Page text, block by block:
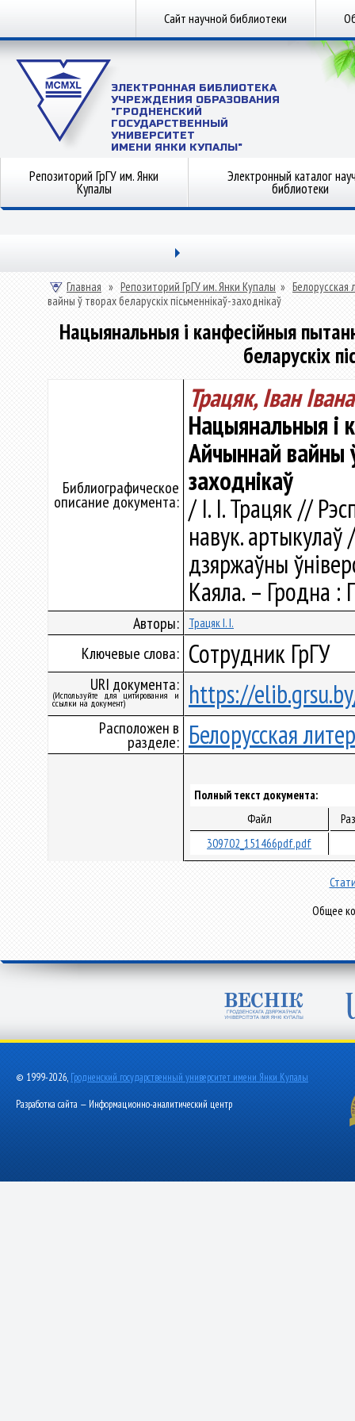
Сайт научной библиотеки
ЭЛЕКТРОННАЯ БИБЛИОТЕКА
УЧРЕЖДЕНИЯ ОБРАЗОВАНИЯ
"ГРОДНЕНСКИЙ
ГОСУДАРСТВЕННЫЙ
УНИВЕРСИТЕТ
ИМЕНИ ЯНКИ КУПАЛЫ"
Репозиторий ГрГУ им. Янки
Купалы
Электронный каталог
библиотеки
Главная » Репозиторий ГрГУ им. Янки Купалы » Белорусская
вайны ў творах беларускіх пісьменнікаў-заходнікаў
Нацыянальныя і канфесійныя
беларускіх
Библиографическое
описание документа:
Трацяк, Iван
Нацыянальныя і
Айчыннай вайны
заходнікаў
/ I. I. Трацяк //
навук. артыкулаў
дзяржаўны
Каяла. – Гродна :
Авторы: Трацяк I. I.
Ключевые слова: Сотрудник ГрГУ
URI документа:
(Используйте для цитирования и
ссылки на документ) https://
Расположен в
разделе: Белорусская
Полный текст документа:
Файл
309702_151466pdf.pdf
Общее
© 1999-2026, Гродненский государственный университет имени Янки Купалы
Разработка сайта — Информационно-аналитический центр